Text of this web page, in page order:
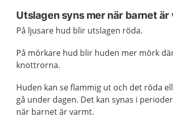
Utslagen syns mer när barnet är
På ljusare hud blir utslagen röda.
På mörkare hud blir huden mer mörk
knottrorna.
Huden kan se flammig ut och det röda
gå under dagen. Det kan synas i
när barnet är varmt.